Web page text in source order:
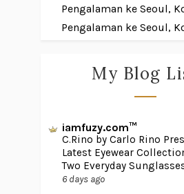
Pengalaman ke Seoul,
Pengalaman ke Seoul,
My Blog
iamfuzy.com™
C.Rino by Carlo Rino
Latest Eyewear
Two Everyday
6 days ago